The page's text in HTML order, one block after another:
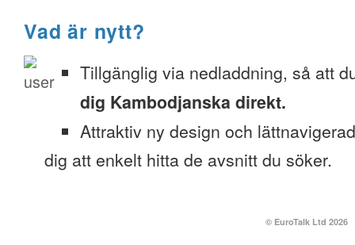
Vad är nytt?
Tillgänglig via nedladdning, så att
dig Kambodjanska direkt.
Attraktiv ny design och
dig att enkelt hitta de avsnitt du söker.
© EuroTalk Ltd 2026